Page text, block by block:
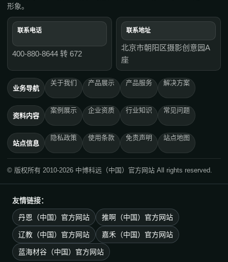
形象。
联系电话
400-880-8644 转 672
联系地址
北京市朝阳区摄影创意园A
座
业务导航
关于我们 产品展示 产品服务 解决方案
资料内容
案例展示 企业资质 行业知识 常见问题
站点信息
隐私政策 使用条款 免责声明 站点地图
© 版权所有 2010-2026 中博科远（中国）官方网站 All rights reserved.
友情链接：
丹恩（中国）官方网站 推啊（中国）官方网站
辽教（中国）官方网站 嘉禾（中国）官方网站
蓝海材谷（中国）官方网站